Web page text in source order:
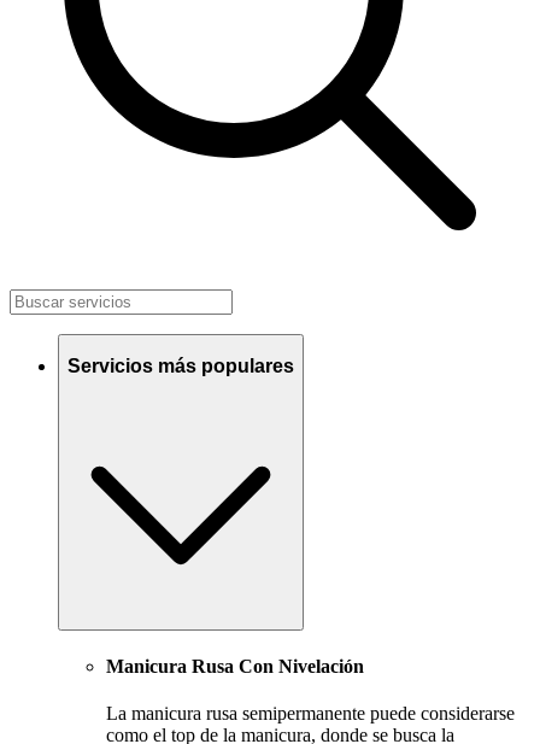
Servicios más populares
Manicura Rusa Con Nivelación
La manicura rusa semipermanente puede considerarse
como el top de la manicura, donde se busca la